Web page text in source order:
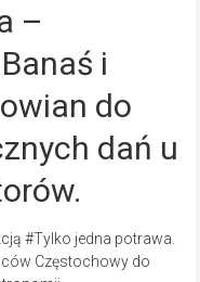
–
i
do
dań u
#Tylko jedna potrawa.
Częstochowy do